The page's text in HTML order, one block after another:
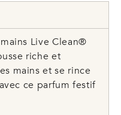
Live Clean®
riche et
mains et se rince
ce parfum festif